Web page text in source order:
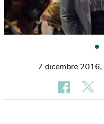
7 dicembre 2016,